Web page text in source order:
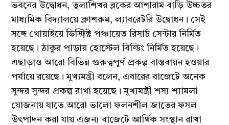
ভবনের উদ্বোধন, তুলাশিখর ব্লকের আশারাম বাড়ি উচ্চতর
মাধ্যমিক বিদ্যালয়ে ক্লাশরুম, ল্যাবরেটরি উদ্বোধন। সেই
সঙ্গে খোয়াইয়ে ডিস্ট্রিক্ট পঞ্চায়েত রিসার্চ সেন্টার নির্মিত
হয়েছে। ঠাকুর পাড়ায় হোস্টেল বিল্ডিং নির্মিত হয়েছে।
এছাড়াও আরো বিভিন্ন গুরুত্বপূর্ণ প্রকল্প বাস্তবায়ন হওয়ার
পর্যায়ে রয়েছে। মুখ্যমন্ত্রী বলেন, এবারের বাজেটে অনেক
সুন্দর সুন্দর প্রকল্প রাখা হয়েছে। মুখ্যমন্ত্রী শস্য শ্যামলা
যোজনায় যাতে আরো ভালো ফলনশীল জাতের ফসল
উৎপাদন করা যায় এজন্য বাজেটে আর্থিক সংস্থান রাখা